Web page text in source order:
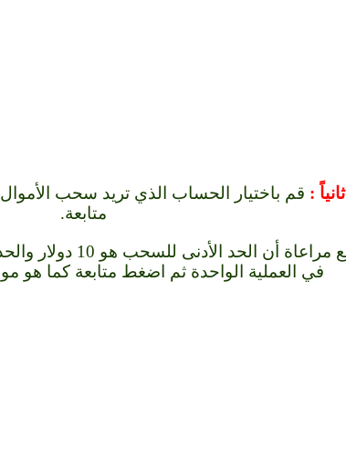
ثانياً : قم باختيار الحساب الذي تريد سحب
متابعة.
في العملية الواحدة ثم اضغط متابعة كما هو